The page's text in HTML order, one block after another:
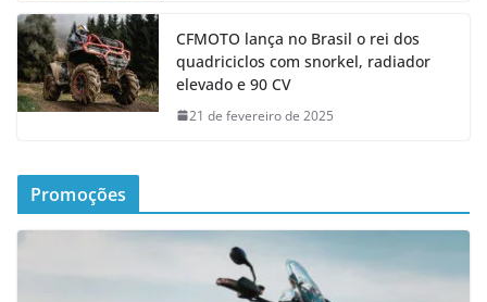
CFMOTO lança no Brasil o rei dos
quadriciclos com snorkel, radiador
elevado e 90 CV
21 de fevereiro de 2025
Promoções